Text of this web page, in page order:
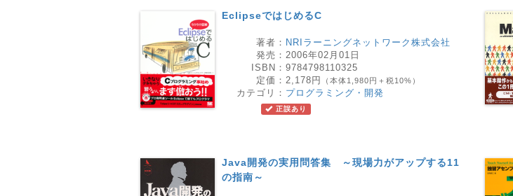
EclipseではじめるC
著者： NRIラーニングネットワーク株式会社
発売： 2006年02月01日
ISBN： 9784798110325
定価： 2,178円 （本体1,980円＋税10%）
カテゴリ： プログラミング・開発
正誤あり
Java開発の実用問答集 ～現場力がアップする11
の指南～